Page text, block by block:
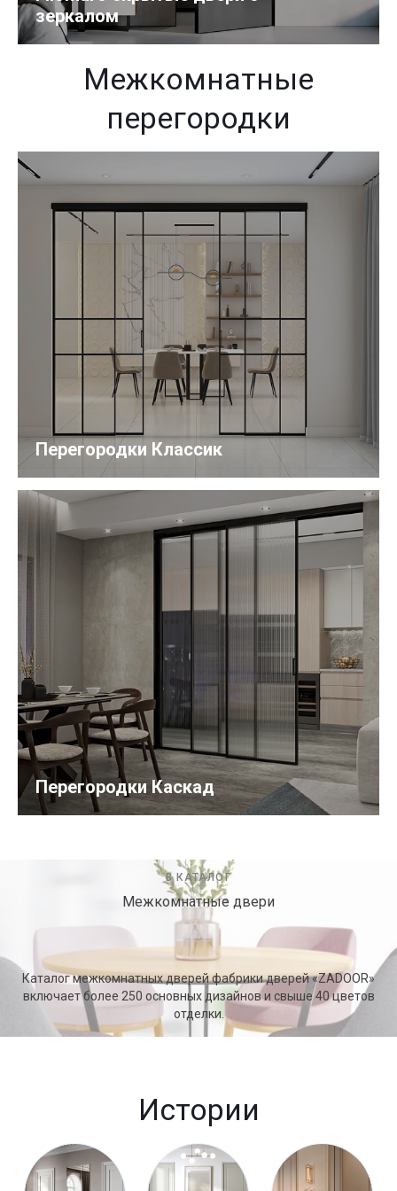
зеркалом
Межкомнатные
перегородки
Перегородки Классик
Перегородки Каскад
В КАТАЛОГ
Межкомнатные двери
Каталог межкомнатных дверей фабрики дверей «ZADOOR»
включает более 250 основных дизайнов и свыше 40 цветов
отделки.
Истории